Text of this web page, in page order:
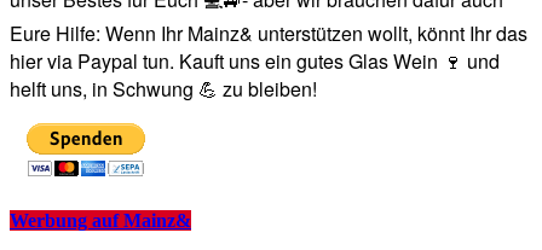
Eure Hilfe: Wenn Ihr Mainz& unterstützen wollt, könnt Ihr das
hier via Paypal tun. Kauft uns ein gutes Glas Wein 🍷 und
helft uns, in Schwung 💪 zu bleiben!
Werbung auf Mainz&